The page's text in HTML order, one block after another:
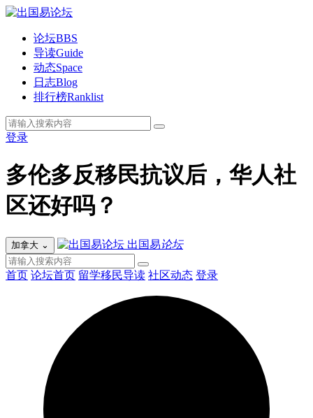
论坛BBS
导读Guide
动态Space
日志Blog
排行榜Ranklist
登录
多伦多反移民抗议后，华人社
区还好吗？
加拿大 ⌄ 出国易论坛
首页 论坛首页 留学移民导读 社区动态 登录